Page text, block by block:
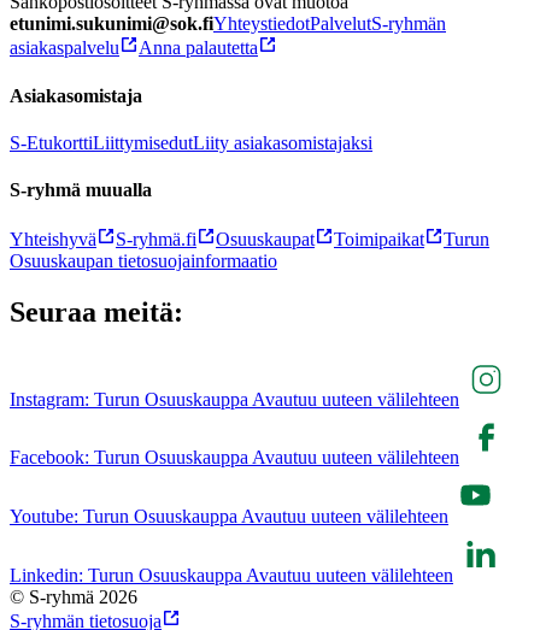
etunimi.sukunimi@sok.fiYhteystiedotPalvelutS-ryhmän
asiakaspalvelu
Anna palautetta
Asiakasomistaja
S-EtukorttiLiittymisedutLiity asiakasomistajaksi
S-ryhmä muualla
Yhteishyvä S-ryhmä.fi Osuuskaupat Toimipaikat
Turun
Osuuskaupan tietosuojainformaatio
Seuraa meitä:
Instagram: Turun Osuuskauppa Avautuu uuteen välilehteen
Facebook: Turun Osuuskauppa Avautuu uuteen välilehteen
Youtube: Turun Osuuskauppa Avautuu uuteen välilehteen
Linkedin: Turun Osuuskauppa Avautuu uuteen välilehteen
© S-ryhmä 2026
S-ryhmän tietosuoja